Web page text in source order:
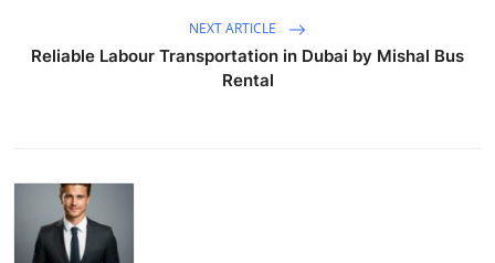
NEXT ARTICLE
Reliable Labour Transportation in Dubai by Mishal Bus
Rental